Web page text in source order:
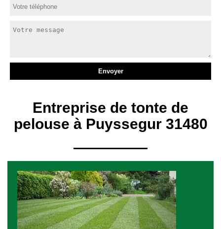
Entreprise de tonte de
pelouse à Puyssegur 31480